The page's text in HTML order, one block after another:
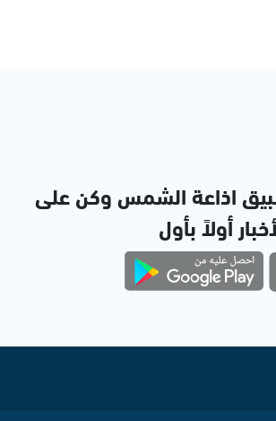
اذاعة الشمس وكن على
أولاً بأول